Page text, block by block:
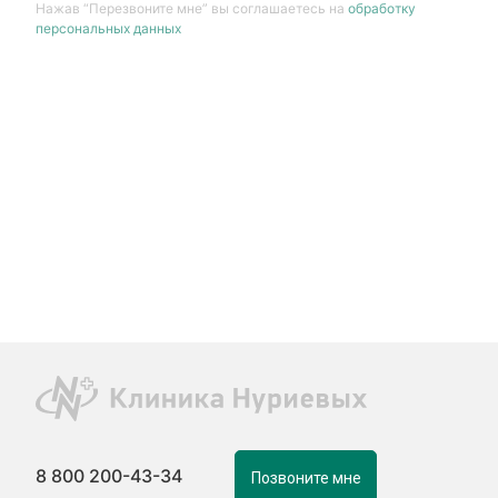
Нажав “Перезвоните мне” вы соглашаетесь наобработку
персональных данных
8 800 200-43-34 Позвоните мне